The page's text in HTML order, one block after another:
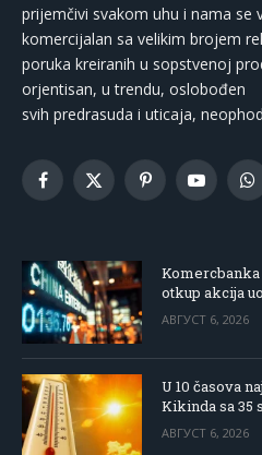
prijemčivi svakom uhu i nama se
komercijalan sa velikim brojem
poruka kreiranih u sopstvenoj
orjentisan, u trendu, oslobođen
svih predrasuda i uticaja,
Facebook
X
PinterestYouTube
otkup akcija
АВГУСТ 6, 2026
U 10 časova
Kikinda sa 35
АВГУСТ 6, 2026